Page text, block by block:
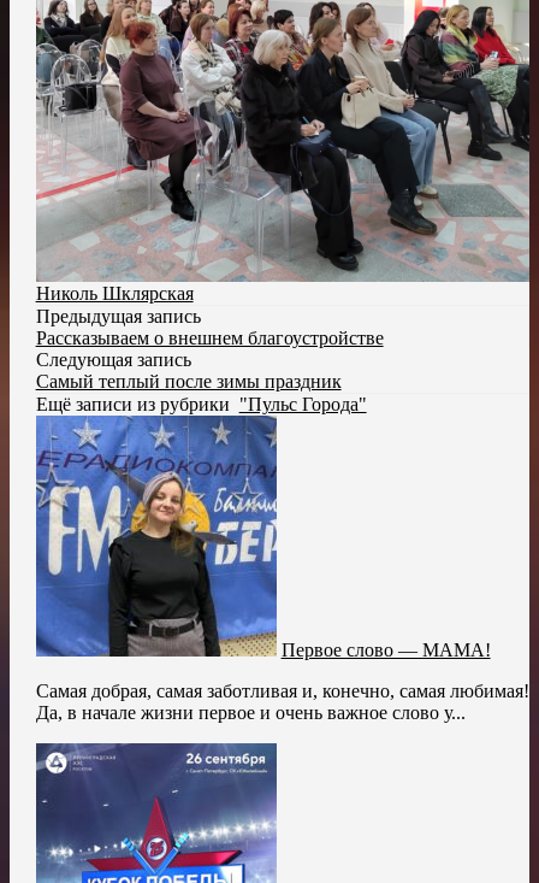
Николь Шклярская
Предыдущая запись
Рассказываем о внешнем благоустройстве
Следующая запись
Самый теплый после зимы праздник
Ещё записи из рубрики "Пульс Города"
Первое слово — МАМА!
Самая добрая, самая заботливая и, конечно, самая любимая!
Да, в начале жизни первое и очень важное слово у...